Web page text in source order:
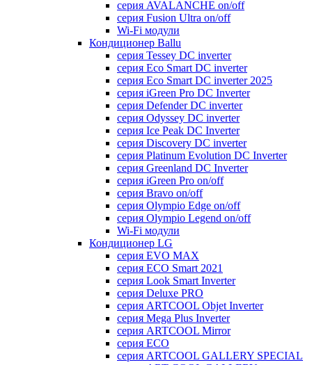
серия AVALANCHE on/off
серия Fusion Ultra on/off
Wi-Fi модули
Кондиционер Ballu
серия Tessey DC inverter
серия Eco Smart DC inverter
серия Eco Smart DC inverter 2025
серия iGreen Pro DC Inverter
серия Defender DC inverter
серия Odyssey DC inverter
серия Ice Peak DС Inverter
cерия Discovery DC inverter
серия Platinum Evolution DC Inverter
серия Greenland DC Inverter
серия iGreen Pro on/off
серия Bravo on/off
серия Olympio Edge on/off
серия Olympio Legend on/off
Wi-Fi модули
Кондиционер LG
серия EVO MAX
серия ECO Smart 2021
серия Look Smart Inverter
серия Deluxe PRO
серия ARTCOOL Objet Inverter
серия Mega Plus Inverter
серия ARTCOOL Mirror
серия ECO
серия ARTCOOL GALLERY SPECIAL